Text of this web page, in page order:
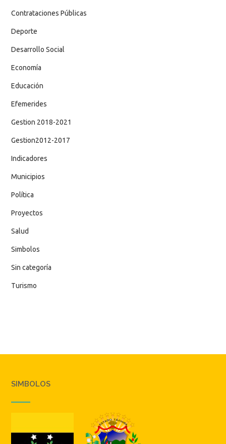
Contrataciones Públicas
Deporte
Desarrollo Social
Economía
Educación
Efemerides
Gestion 2018-2021
Gestion2012-2017
Indicadores
Municipios
Política
Proyectos
Salud
Simbolos
Sin categoría
Turismo
SIMBOLOS